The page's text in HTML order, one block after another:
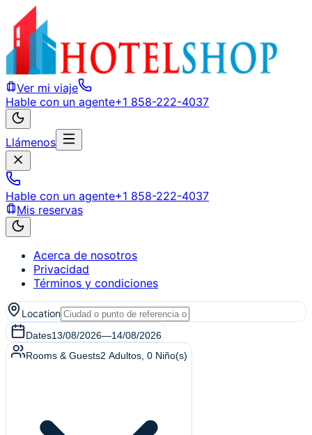
Ver mi viaje
Hable con un agente+1 858-222-4037
Llámenos
Hable con un agente+1 858-222-4037
Mis reservas
Acerca de nosotros
Privacidad
Términos y condiciones
Location
Dates13/08/2026—14/08/2026
Rooms & Guests2 Adultos 0 Niño(s)